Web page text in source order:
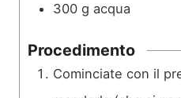
300 g acqua
Procedimento
Cominciate con il